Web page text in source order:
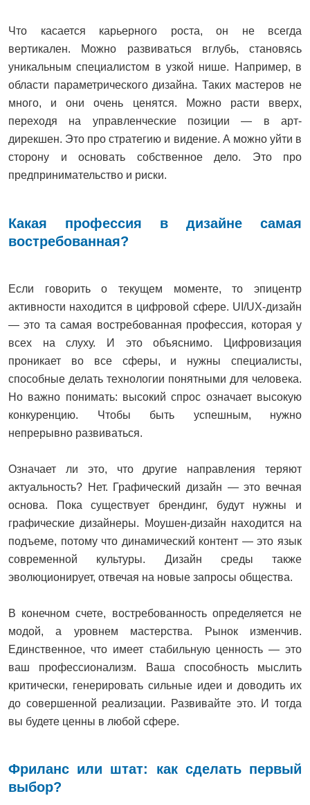
Что касается карьерного роста, он не всегда
вертикален. Можно развиваться вглубь, становясь
уникальным специалистом в узкой нише. Например, в
области параметрического дизайна. Таких мастеров не
много, и они очень ценятся. Можно расти вверх,
переходя на управленческие позиции — в арт-
дирекшен. Это про стратегию и видение. А можно уйти в
сторону и основать собственное дело. Это про
предпринимательство и риски.
Какая профессия в дизайне самая
востребованная?
Если говорить о текущем моменте, то эпицентр
активности находится в цифровой сфере. UI/UX-дизайн
— это та самая востребованная профессия, которая у
всех на слуху. И это объяснимо. Цифровизация
проникает во все сферы, и нужны специалисты,
способные делать технологии понятными для человека.
Но важно понимать: высокий спрос означает высокую
конкуренцию. Чтобы быть успешным, нужно
непрерывно развиваться.
Означает ли это, что другие направления теряют
актуальность? Нет. Графический дизайн — это вечная
основа. Пока существует брендинг, будут нужны и
графические дизайнеры. Моушен-дизайн находится на
подъеме, потому что динамический контент — это язык
современной культуры. Дизайн среды также
эволюционирует, отвечая на новые запросы общества.
В конечном счете, востребованность определяется не
модой, а уровнем мастерства. Рынок изменчив.
Единственное, что имеет стабильную ценность — это
ваш профессионализм. Ваша способность мыслить
критически, генерировать сильные идеи и доводить их
до совершенной реализации. Развивайте это. И тогда
вы будете ценны в любой сфере.
Фриланс или штат: как сделать первый
выбор?